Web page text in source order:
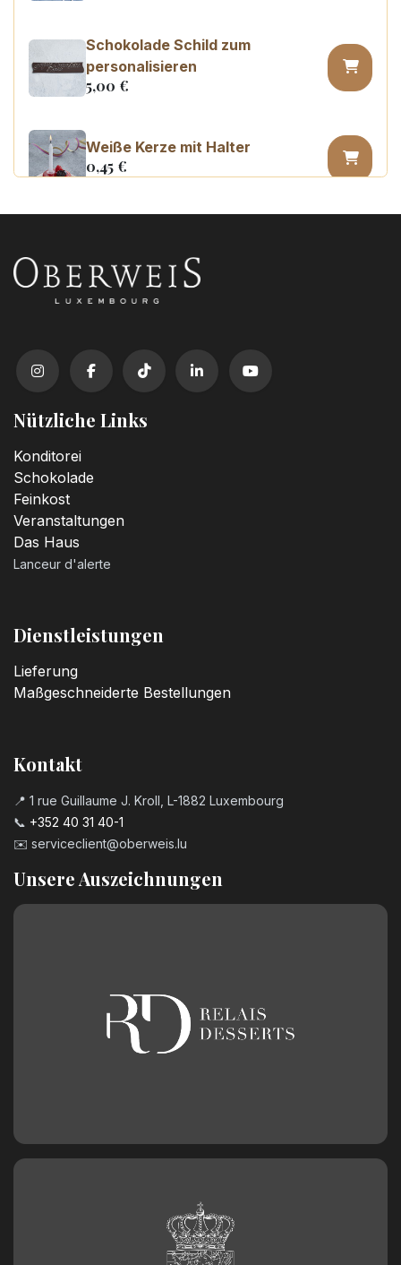
Schokolade Schild zum
personalisieren
5,00 €
Weiße Kerze mit Halter
0,45 €
Kerzenzahl n°1
Kerzenzahl n°2
3,20
Kerzenzahl n°4
3,20 €
Kerzenzahl n°6
3,20€
Kerzenzahl n°8
3,20€
Nummer 0
€
Nützliche Links
Konditorei
Schokolade
Feinkost
Veranstaltungen
Das Haus
Lanceur d'alerte
Dienstleistungen
Lieferung
Maßgeschneiderte Bestellungen
Kontakt
📍 1 rue Guillaume J. Kroll, L-1882 Luxembourg
📞 +352 40 31 40-1
✉️ serviceclient@oberweis.lu
Unsere Auszeichnungen